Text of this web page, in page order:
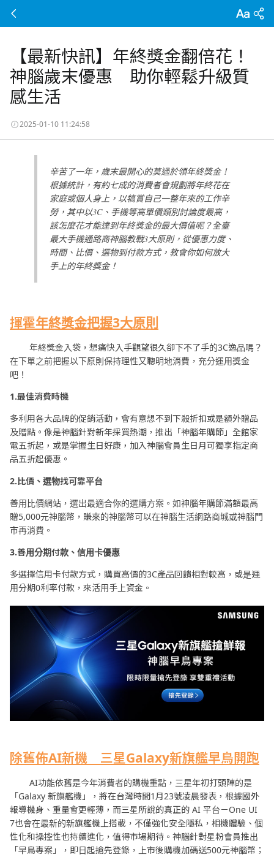
【最新快訊】年終獎金翻倍花！
神腦歲末優惠 助你輕鬆升級質
感生活
2025-01-10 11:24:58
辛苦了一年，歲末最開心的莫過於領年終獎金！
根據統計，有約七成的消費者會規劃將年終花在
家庭或個人身上，以犒賞自己一整年來的工作辛
勞，其中以3C、手機等高單價類別討論度最高，
該怎麼花才能達到年終獎金的最大價值呢？全臺
最大手機通路商神腦教戰3大原則，從優惠力度、
時間、比價、選物到付款方式，教會你如何放大
手上的年終獎金！
揮霍年終獎金把握3大原則
年終獎金入袋，想痛快入手觀望很久卻下不了手的3C逸品嗎？
在下單之前把握以下原則保持理性又聰明地消費，充分運用獎金
吧！
1.最佳消費時機
多利用各大品牌的促銷活動，會有意想不到下殺折扣或是額外贈品
及贈點。像是神腦針對新年採買熱潮，推出「神腦年購節」全館家
電五折起，或是掌握生日好康，加入神腦會員生日月可獨享指定商
品五折起優惠。
2.比價、選物找可靠平台
善用比價網站，選出最適合你的選購方案。如神腦年購節滿額最高
贈5,000元神腦幣，賺來的神腦幣可以在神腦生活網路商城或神腦門
市再消費。
3.善用分期付款、信用卡優惠
多選擇信用卡付款方式，購買高價的3C產品回饋相對較高，或是運
用分期0利率付款，來活用手上資金。
除舊佈AI新機 三星Galaxy新旗艦早鳥開跑
AI功能依舊是今年消費者的購機重點，三星年初打頭陣的是
「Galaxy 新旗艦機」，將在台灣時間1月23號凌晨發表，根據國外
報導機身、重量會更輕薄，而三星所說的真正的 AI 平台－One UI
7也會在最新的新旗艦機上搭載，不僅強化安全隱私，相機體驗、個
性化和操控性也持續進化，值得市場期待。神腦針對星粉會員推出
「早鳥專案」，即日起搶先登錄，上市後購機加碼送500元神腦幣；